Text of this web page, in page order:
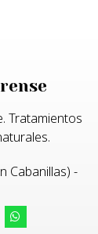
Tratamientos
Cabanillas) -